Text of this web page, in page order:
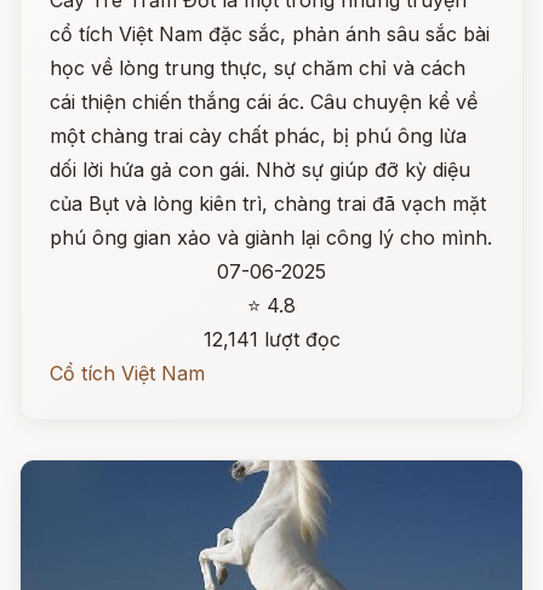
cổ tích Việt Nam đặc sắc, phản ánh sâu sắc bài
học về lòng trung thực, sự chăm chỉ và cách
cái thiện chiến thắng cái ác. Câu chuyện kể về
một chàng trai cày chất phác, bị phú ông lừa
dối lời hứa gả con gái. Nhờ sự giúp đỡ kỳ diệu
của Bụt và lòng kiên trì, chàng trai đã vạch mặt
phú ông gian xảo và giành lại công lý cho mình.
07-06-2025
⭐ 4.8
12,141 lượt đọc
Cổ tích Việt Nam